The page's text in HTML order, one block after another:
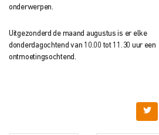
onderwerpen.
Uitgezonderd de maand augustus is er elke
donderdagochtend van 10.00 tot 11.30 uur een
ontmoetingsochtend.